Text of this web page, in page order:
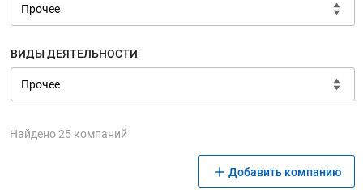
ВИДЫ ДЕЯТЕЛЬНОСТИ
Найдено 25 компаний
Добавить компанию